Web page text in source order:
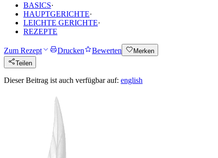
BASICS·
HAUPTGERICHTE·
LEICHTE GERICHTE·
REZEPTE
Zum Rezept Drucken Bewerten
Merken
Teilen
Dieser Beitrag ist auch verfügbar auf: english